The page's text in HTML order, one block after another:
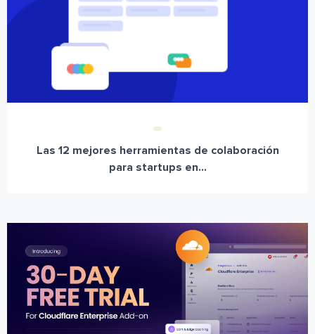
Las 12 mejores herramientas de colaboración
para startups en...